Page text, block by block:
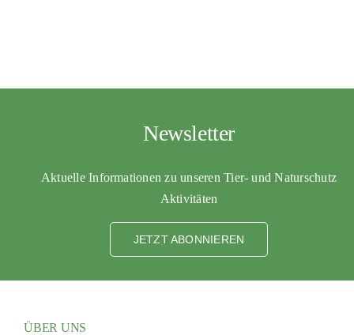
Newsletter
Aktuelle Informationen zu unseren Tier- und Naturschutz
Aktivitäten
JETZT ABONNIEREN
ÜBER UNS